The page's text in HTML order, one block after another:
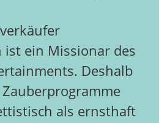
ist ein Missionar des
Deshalb
als ernsthaft